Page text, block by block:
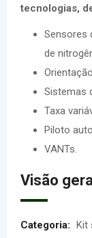
tecnologias,
Sensores
de
Sistemas
Taxa
Piloto
VANTs.
Visão geral
Categoria: Kit